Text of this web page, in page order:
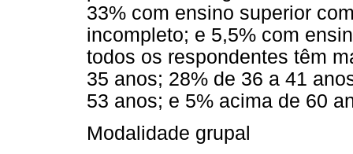
33% com ensino superior
incompleto; e 5,5% com
todos os respondentes têm
35 anos; 28% de 36 a 41
53 anos; e 5% acima de 60
Modalidade grupal